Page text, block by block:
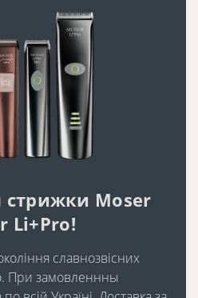
Moser
Li+Pro!
славнозвісних
При замовленнны